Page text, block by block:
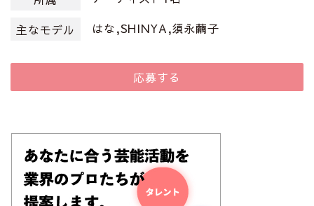
主なモデル はな,SHINYA,須永繭子
応募する